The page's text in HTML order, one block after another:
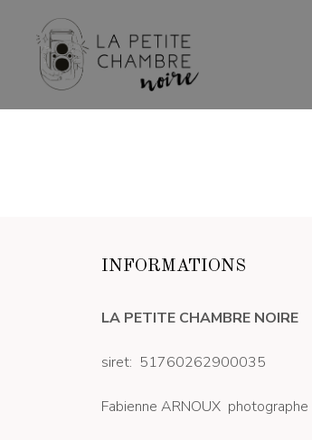
contenu
INFORMATIONS
LA PETITE CHAMBRE NOIRE
siret: 51760262900035
Fabienne ARNOUX photographe